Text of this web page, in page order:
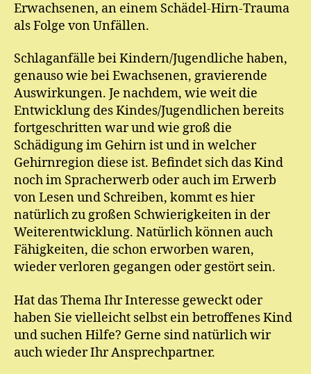
Erwachsenen, an einem Schädel-Hirn-Trauma
als Folge von Unfällen.
Schlaganfälle bei Kindern/Jugendliche haben,
genauso wie bei Ewachsenen, gravierende
Auswirkungen. Je nachdem, wie weit die
Entwicklung des Kindes/Jugendlichen bereits
fortgeschritten war und wie groß die
Schädigung im Gehirn ist und in welcher
Gehirnregion diese ist. Befindet sich das Kind
noch im Spracherwerb oder auch im Erwerb
von Lesen und Schreiben, kommt es hier
natürlich zu großen Schwierigkeiten in der
Weiterentwicklung. Natürlich können auch
Fähigkeiten, die schon erworben waren,
wieder verloren gegangen oder gestört sein.
Hat das Thema Ihr Interesse geweckt oder
haben Sie vielleicht selbst ein betroffenes Kind
und suchen Hilfe? Gerne sind natürlich wir
auch wieder Ihr Ansprechpartner.